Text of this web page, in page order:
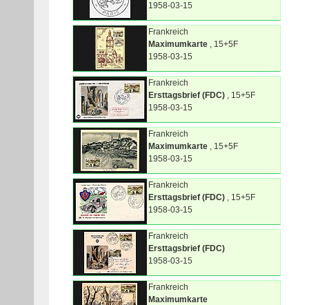
1958-03-15
Frankreich
Maximumkarte , 15+5F
1958-03-15
Frankreich
Ersttagsbrief (FDC) , 15+5F
1958-03-15
Frankreich
Maximumkarte , 15+5F
1958-03-15
Frankreich
Ersttagsbrief (FDC) , 15+5F
1958-03-15
Frankreich
Ersttagsbrief (FDC)
1958-03-15
Frankreich
Maximumkarte